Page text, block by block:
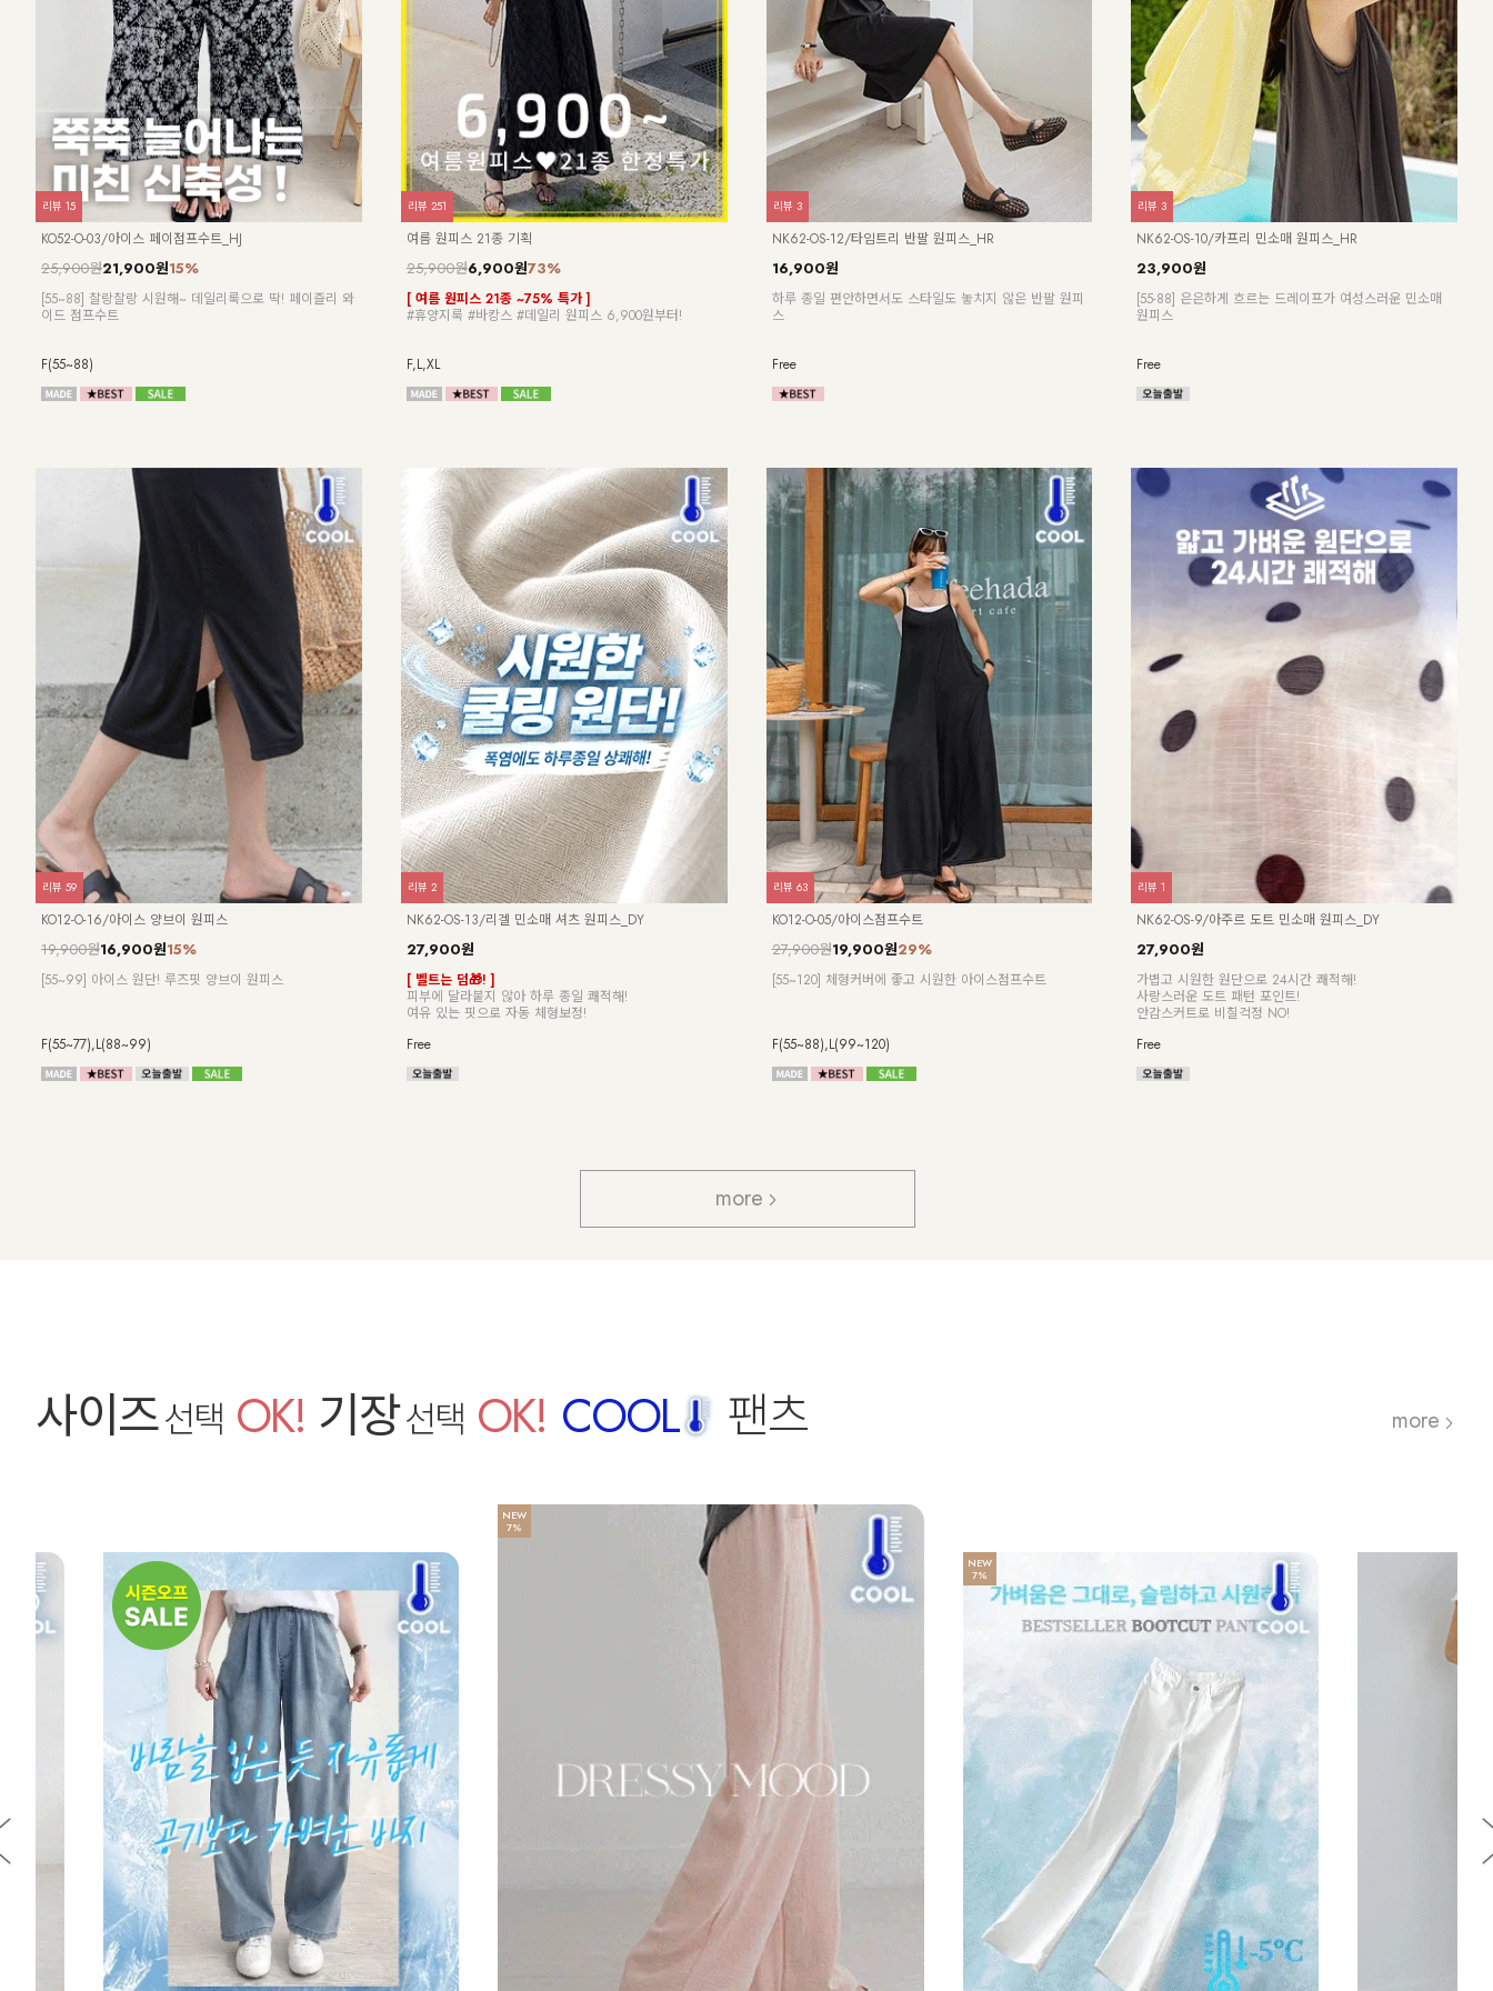
KO32-T-01/파리 호일프린팅 반팔티
75%
23,900원5,900원
[ 한정수량 특가 ]
[55~120] 유니크한 골드 프린팅!! 반팔티/박시핏
F(55~77),L(88~100),XL(110~120)
리뷰 8
KO62-T-20/위겟 박스반팔티_DY
19,900원
[55-100] 가볍고 시원한 원단은 물론
피부에 달라붙지 않아 하루종일 쾌적해!
F,L
리뷰 5
NK32-P-1/에이지 와이드 팬츠
23,900원13,900원
[55~120] 여성스러운 스커트처럼, 맥시멈 와이드핏 밴딩
팬츠
Free
리뷰 57
KO22-T-12/배색 브이넥 스판티
19,900원7,900원
[ 한정수량 특가 ]
[55~120] 유니크한 사이드브릿지 브이넥 스판티셔츠
M(~66),L(~88),XL(~100),1(~120)
리뷰 21
NK62-TS-46/셀라 반오픈 반팔 후드 셔츠_HR
24,900원
[55-120] 셔츠의 깔끔함과 후드의 캐주얼함을 동시에 담
Free
리뷰 16
DM61-P-35/에어리실크 스판 부츠컷팬츠_DY
29,900원
[🎉주문폭주!🎉]
[S-2XL] 실크처럼 가볍고 부드러워!
쫀쫀한 스판까지 더해 완벽한 착용감!
S,M,L,XL,2XL / 숏,롱
리뷰 94
NK62-TS-8/링고 페이즐리 반팔티_DY
17,900원
[55-88] 시선을 사로잡는 페이즐리 패턴!
Free
리뷰 7
NK62-OS-6/드로우 호피 원피스_DY
23,900원
[ 55~120 올사이즈 프리패스 ]
여리핏부터 빅사이즈까지
몸매 리셋 드로우 호피 원피스
Free
리뷰2
more
사이즈선택 OK! 기장선택 OK! COOL 팬츠 more
7%
NEW
7%